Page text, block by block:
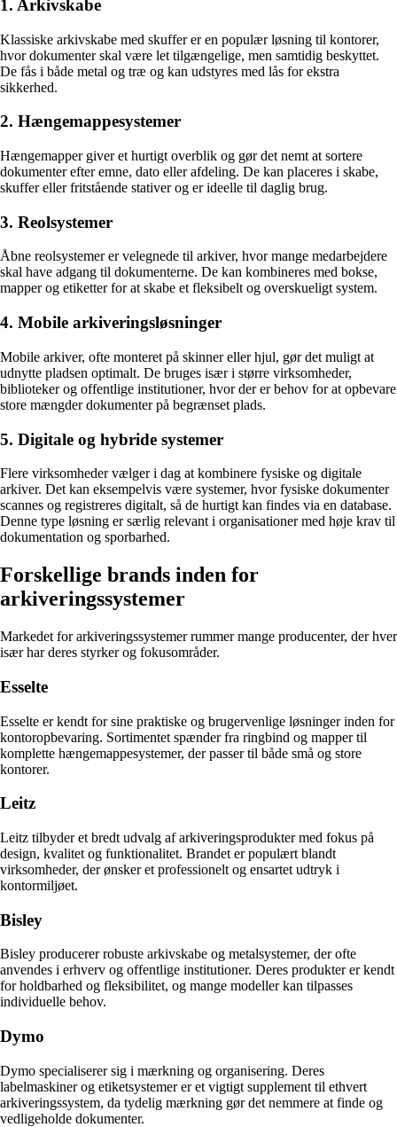
1. Arkivskabe
Klassiske arkivskabe med skuffer er en populær løsning til kontorer,
hvor dokumenter skal være let tilgængelige, men samtidig beskyttet.
De fås i både metal og træ og kan udstyres med lås for ekstra
sikkerhed.
2. Hængemappesystemer
Hængemapper giver et hurtigt overblik og gør det nemt at sortere
dokumenter efter emne, dato eller afdeling. De kan placeres i skabe,
skuffer eller fritstående stativer og er ideelle til daglig brug.
3. Reolsystemer
Åbne reolsystemer er velegnede til arkiver, hvor mange medarbejdere
skal have adgang til dokumenterne. De kan kombineres med bokse,
mapper og etiketter for at skabe et fleksibelt og overskueligt system.
4. Mobile arkiveringsløsninger
Mobile arkiver, ofte monteret på skinner eller hjul, gør det muligt at
udnytte pladsen optimalt. De bruges især i større virksomheder,
biblioteker og offentlige institutioner, hvor der er behov for at opbevare
store mængder dokumenter på begrænset plads.
5. Digitale og hybride systemer
Flere virksomheder vælger i dag at kombinere fysiske og digitale
arkiver. Det kan eksempelvis være systemer, hvor fysiske dokumenter
scannes og registreres digitalt, så de hurtigt kan findes via en database.
Denne type løsning er særlig relevant i organisationer med høje krav til
dokumentation og sporbarhed.
Forskellige brands inden for
arkiveringssystemer
Markedet for arkiveringssystemer rummer mange producenter, der hver
især har deres styrker og fokusområder.
Esselte
Esselte er kendt for sine praktiske og brugervenlige løsninger inden for
kontoropbevaring. Sortimentet spænder fra ringbind og mapper til
komplette hængemappesystemer, der passer til både små og store
kontorer.
Leitz
Leitz tilbyder et bredt udvalg af arkiveringsprodukter med fokus på
design, kvalitet og funktionalitet. Brandet er populært blandt
virksomheder, der ønsker et professionelt og ensartet udtryk i
kontormiljøet.
Bisley
Bisley producerer robuste arkivskabe og metalsystemer, der ofte
anvendes i erhverv og offentlige institutioner. Deres produkter er kendt
for holdbarhed og fleksibilitet, og mange modeller kan tilpasses
individuelle behov.
Dymo
Dymo specialiserer sig i mærkning og organisering. Deres
labelmaskiner og etiketsystemer er et vigtigt supplement til ethvert
arkiveringssystem, da tydelig mærkning gør det nemmere at finde og
vedligeholde dokumenter.